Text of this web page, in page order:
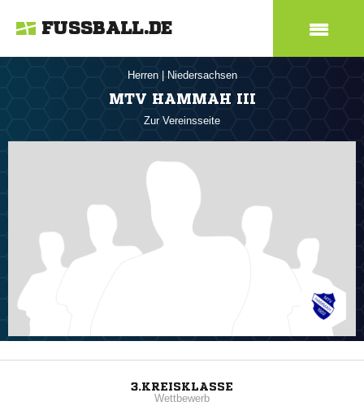
FUSSBALL.DE
Herren Niedersachsen
MTV HAMMAH III
Zur Vereinsseite
3.KREISKLASSE
Wettbewerb